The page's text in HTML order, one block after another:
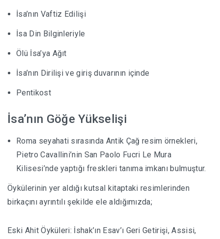
İsa’nın Vaftiz Edilişi
İsa Din Bilginleriyle
Ölü İsa’ya Ağıt
İsa’nın Dirilişi ve giriş duvarının içinde
Pentikost
İsa’nın Göğe Yükselişi
Roma seyahati sırasında Antik Çağ resim örnekleri,
Pietro Cavallini’nin San Paolo Fucri Le Mura
Kilisesi’nde yaptığı freskleri tanıma imkanı bulmuştur.
Öykülerinin yer aldığı kutsal kitaptaki resimlerinden
birkaçını ayrıntılı şekilde ele aldığımızda;
Eski Ahit Öyküleri: İshak’ın Esav’ı Geri Getirişi, Assisi,